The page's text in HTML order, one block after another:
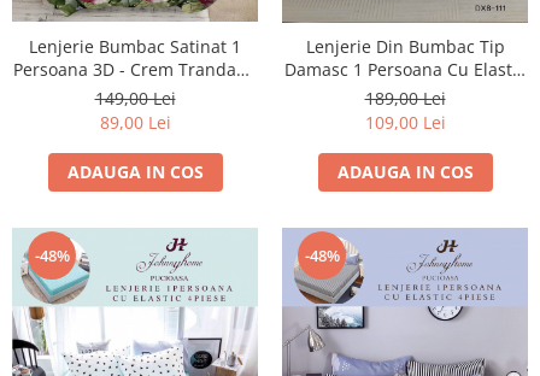
Lenjerie Bumbac Satinat 1
Persoana 3D - Crem Trandafiri
Lila
149,00 Lei
89,00 Lei
ADAUGA IN COS
Lenjerie Din Bumbac Tip
Damasc 1 Persoana Cu Elastic
- Bej Capuccino
189,00 Lei
109,00 Lei
ADAUGA IN COS
-48% -48%